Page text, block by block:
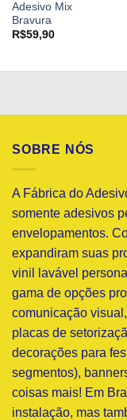
Adesivo Mix
Bravura
R$59,90
SOBRE NÓS
A Fábrica do
somente adesivos
envelopamentos.
expandiram suas
vinil lavável
gama de opções
comunicação
placas de
decorações para
segmentos),
coisas mais! Em
instalação, mas